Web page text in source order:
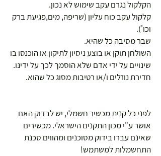
הקלקול נגרם עקב שימוש לא נכון.
קלקול עקב כוח עליון (שריפה, מים,פגיעת ברק
וכו').
שבר מסיבה כל שהיא.
השולחן תוקן או בוצע ניסיון לתיקון או הוכנסו בו
שינויים על ידי אדם שלא הוסמך לכך על ידינו.
חדירת נוזלים ו/או רטיבות מסוג כל שהוא.
לפני כל קנית מכשיר חשמלי, יש לבדוק האם
אושר ע"י מכון התקנים הישראלי. מכשירים
שאינם עברו בידוק מסוכנים ומהווים סכנת
התחשמלות למשתמש!